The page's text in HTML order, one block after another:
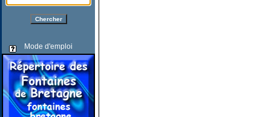
Mode d'emploi